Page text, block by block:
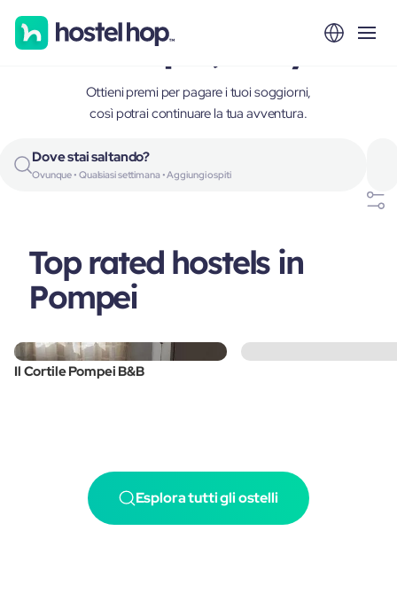
Pompei, Italy
Ottieni premi per pagare i tuoi soggiorni,
così potrai continuare la tua avventura.
Dove stai saltando?
Ovunque • Qualsiasi settimana • Aggiungi ospiti
Top rated hostels in
Pompei
Il Cortile Pompei B&B
Esplora tutti gli ostelli